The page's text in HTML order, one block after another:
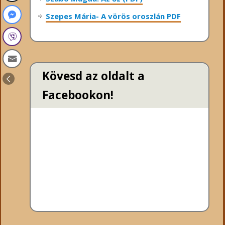
Szepes Mária- A vörös oroszlán PDF
Kövesd az oldalt a
Facebookon!